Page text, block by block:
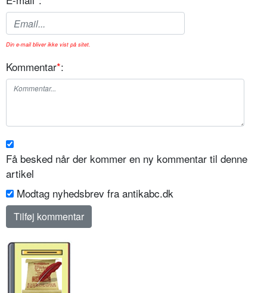
Din e-mail bliver ikke vist på sitet.
Kommentar*:
Få besked når der kommer en ny kommentar til denne
artikel
Modtag nyhedsbrev fra antikabc.dk